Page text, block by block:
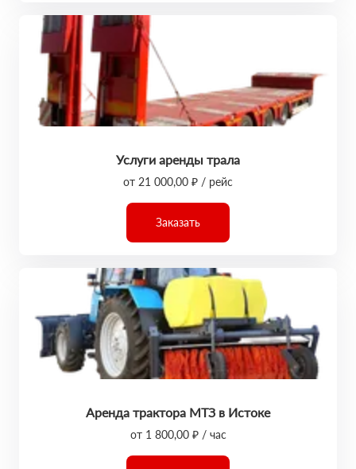
Услуги аренды трала
от 21 000,00 ₽ / рейс
Заказать
Аренда трактора МТЗ в Истоке
от 1 800,00 ₽ / час